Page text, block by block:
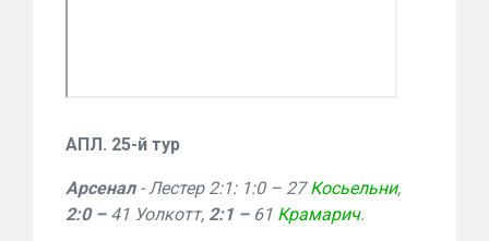
АПЛ. 25-й тур
Арсенал- Лестер 2:1: 1:0 – 27Косьельни,
2:0 – 41 Уолкотт, 2:1 – 61 Крамарич.